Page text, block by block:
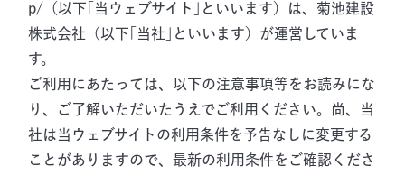
p/（以下｢当ウェブサイト｣といいます）は、菊池建設
株式会社（以下｢当社｣といいます）が運営していま
す。
ご利用にあたっては、以下の注意事項等をお読みにな
り、ご了解いただいたうえでご利用ください。尚、当
社は当ウェブサイトの利用条件を予告なしに変更する
ことがありますので、最新の利用条件をご確認くださ